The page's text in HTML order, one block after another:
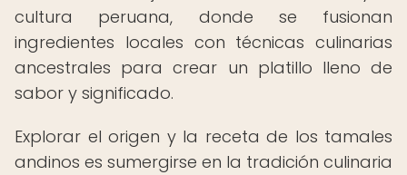
cultura peruana, donde se fusionan
ingredientes locales con técnicas culinarias
ancestrales para crear un platillo lleno de
sabor y significado.
Explorar el origen y la receta de los tamales
andinos es sumergirse en la tradición culinaria